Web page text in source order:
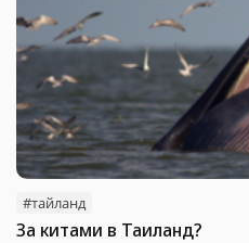
#тайланд
За китами в Таиланд?